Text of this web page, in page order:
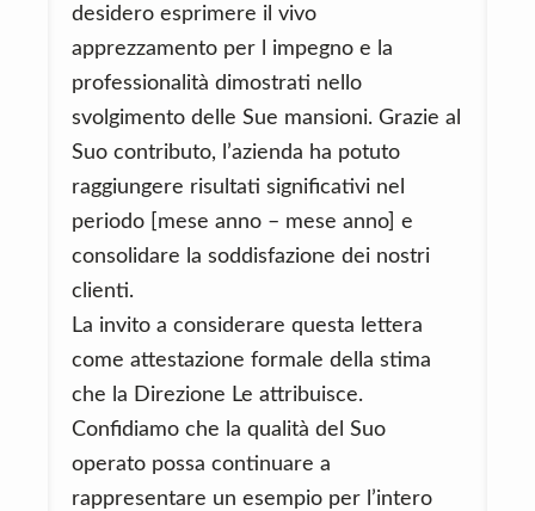
desidero esprimere il vivo
apprezzamento per l impegno e la
professionalità dimostrati nello
svolgimento delle Sue mansioni. Grazie al
Suo contributo, l’azienda ha potuto
raggiungere risultati significativi nel
periodo [mese anno – mese anno] e
consolidare la soddisfazione dei nostri
clienti.
La invito a considerare questa lettera
come attestazione formale della stima
che la Direzione Le attribuisce.
Confidiamo che la qualità del Suo
operato possa continuare a
rappresentare un esempio per l’intero